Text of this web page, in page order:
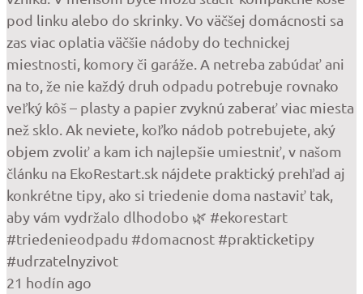
pod linku alebo do skrinky. Vo väčšej domácnosti sa
zas viac oplatia väčšie nádoby do technickej
miestnosti, komory či garáže. A netreba zabúdať ani
na to, že nie každý druh odpadu potrebuje rovnako
veľký kôš – plasty a papier zvyknú zaberať viac miesta
než sklo. Ak neviete, koľko nádob potrebujete, aký
objem zvoliť a kam ich najlepšie umiestniť, v našom
článku na EkoRestart.sk nájdete praktický prehľad aj
konkrétne tipy, ako si triedenie doma nastaviť tak,
aby vám vydržalo dlhodobo 🌿 #ekorestart
#triedenieodpadu #domacnost #prakticketipy
#udrzatelnyzivot
21 hodín ago